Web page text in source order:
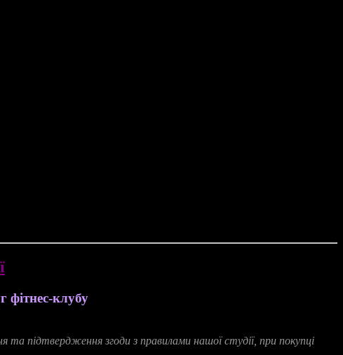
фітнес-клубу
та підтвердження згоди з правилами нашої студії, при покупці